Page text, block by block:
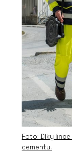
Foto: Díky
cementu.